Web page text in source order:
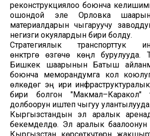
реконструкциялоо боюнча
ошондой эле Орловка
материалдарын чыгаруучу
негизги окуялардын бири болду.
Стратегиялык транспорттук
өнүктүрүүгө өзгөчө көңүл
Бишкек шаарынын Батыш
боюнча меморандумга кол
өлкөдөгү эң ири
бири болгон "Макмал–Каракол"
долбоорун иштеп чыгуу улантылууда.
Кыргызстандын эл аралык
бекемделүүдө. Эл аралык
Кыргызстан көрсөткүчтөрүн